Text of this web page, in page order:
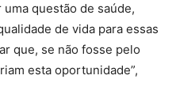
questão de saúde,
de vida para essas
que, se não fosse pelo
esta oportunidade”,